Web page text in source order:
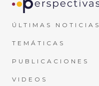
ÚLTIMAS NOTICIAS
TEMÁTICAS
PUBLICACIONES
VIDEOS